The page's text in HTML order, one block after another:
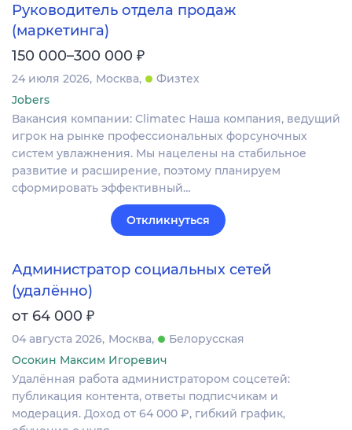
Руководитель отдела продаж
(маркетинга)
150 000–300 000 ₽
24 июля 2026 Москва
Физтех
Jobers
Вакансия компании: Climatec Наша компания, ведущий
игрок на рынке профессиональных форсуночных
систем увлажнения. Мы нацелены на стабильное
развитие и расширение, поэтому планируем
сформировать эффективный…
Откликнуться
Администратор социальных сетей
(удалённо)
от 64 000 ₽
04 августа 2026 Москва
Белорусская
Осокин Максим Игоревич
Удалённая работа администратором соцсетей:
публикация контента, ответы подписчикам и
модерация. Доход от 64 000 ₽, гибкий график,